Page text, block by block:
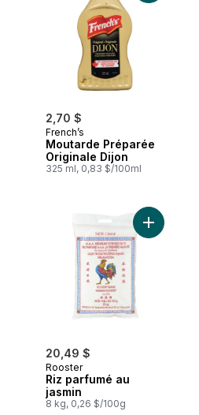
2,70 $
French’s
Moutarde Préparée
Originale Dijon
325 ml, 0,83 $/100ml
Sauce barbecue côtes et poulet
20,49 $
Rooster
Riz parfumé au
jasmin
8 kg, 0,26 $/100g
Ajouter